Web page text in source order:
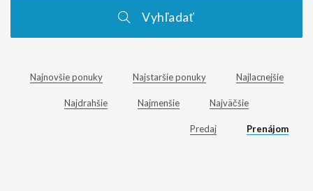
Vyhľadať
Najnovšie ponuky Najstaršie ponuky Najlacnejšie
Najdrahšie Najmenšie Najväčšie
Predaj Prenájom